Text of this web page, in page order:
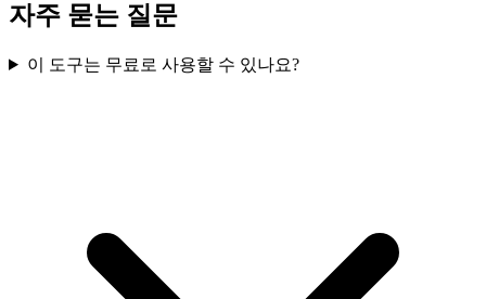
자주 묻는 질문
이 도구는 무료로 사용할 수 있나요?